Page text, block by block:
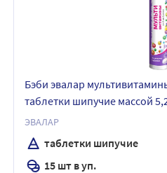
Бэби эвалар
таблетки шипучие массой
ЭВАЛАР
таблетки шипучие
15 шт в уп.